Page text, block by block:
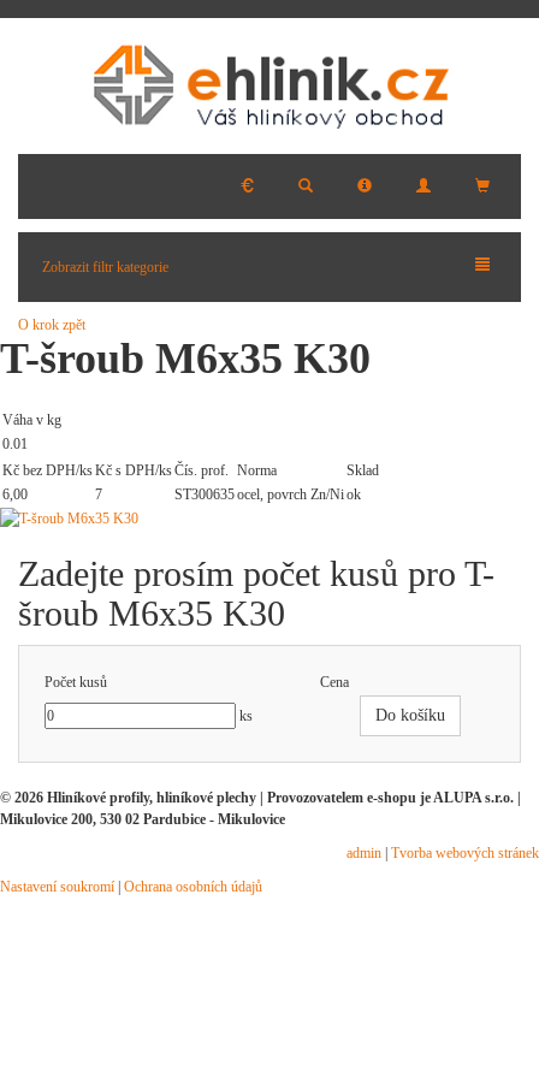
Zobrazit filtr kategorie
O krok zpět
T-šroub M6x35 K30
Váha v kg
0.01
Kč bez DPH/ksKč s DPH/ksČís. prof. Norma
Sklad
6,00
7 ST300635ocel, povrch Zn/Niok
Zadejte prosím počet kusů pro T-
šroub M6x35 K30
Počet kusů
Cena
ks
Do košíku
© 2026 Hliníkové profily, hliníkové plechy | Provozovatelem e-shopu je ALUPA s.r.o. |
Mikulovice 200, 530 02 Pardubice - Mikulovice
admin Tvorba webových stránek
Nastavení soukromí Ochrana osobních údajů